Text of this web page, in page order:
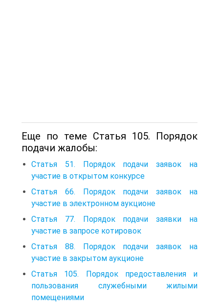
Еще по теме Статья 105. Порядок
подачи жалобы:
Статья 51. Порядок подачи заявок на
участие в открытом конкурсе
Статья 66. Порядок подачи заявок на
участие в электронном аукционе
Статья 77. Порядок подачи заявки на
участие в запросе котировок
Статья 88. Порядок подачи заявок на
участие в закрытом аукционе
Статья 105. Порядок предоставления и
пользования служебными жилыми
помещениями